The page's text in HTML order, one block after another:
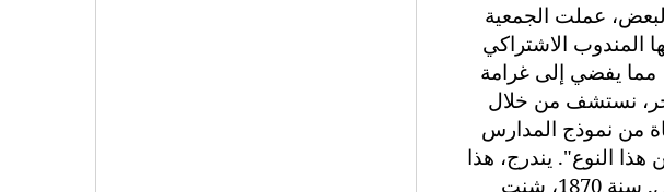
عملت الجمعية
الاشتراكي
مما يفضي إلى غرامة
آخر، نستشف من خلال
من نموذج المدارس
هذا النوع". يندرج، هذا
الحلم الساعي إلى عالم، تحرر من كل ممارسة جنسية شائنة، في إطار تقليد طويل. سنة 1870، شنت